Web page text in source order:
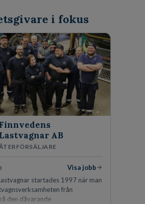
i fokus
Finnvedens
Lastvagnar AB
Visa jobb
startades 1997 när man
från
den dåvarande